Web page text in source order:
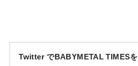
Twitter でBABYMETAL TIMESを